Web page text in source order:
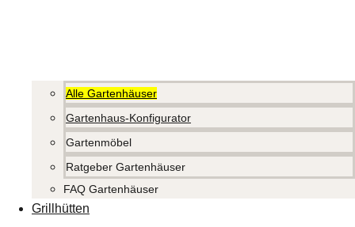
Alle Gartenhäuser
Gartenhaus-Konfigurator
Gartenmöbel
Ratgeber Gartenhäuser
FAQ Gartenhäuser
Grillhütten